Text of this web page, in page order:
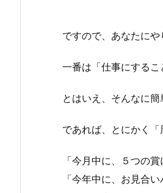
ですので、あなたに
一番は「仕事にするこ
とはいえ、そんなに簡
であれば、とにかく「
「今月中に、５つの賞
「今年中に、お見合